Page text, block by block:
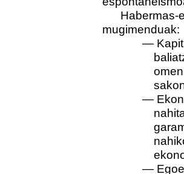
Habermas-
mugimenduak:
—
—
—